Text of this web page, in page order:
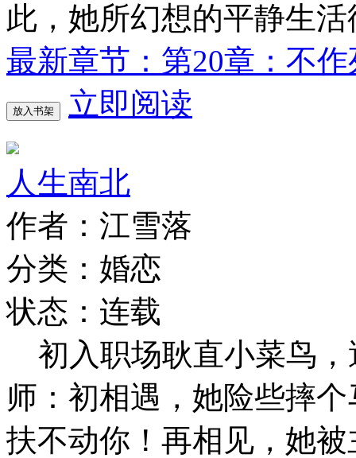
此，她所幻想的平静生
最新章节：第20章：不
放入书架 立即阅读
人生南北
作者：江雪落
分类：婚恋
状态：连载
初入职场耿直小菜鸟，
师：初相遇，她险些摔
扶不动你！再相见，她